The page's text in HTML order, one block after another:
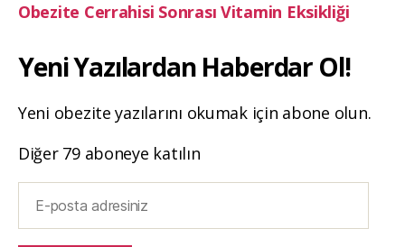
Obezite Cerrahisi Sonrası Vitamin Eksikliği
Yeni Yazılardan Haberdar Ol!
Yeni obezite yazılarını okumak için abone olun.
Diğer 79 aboneye katılın
posta
adresiniz